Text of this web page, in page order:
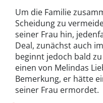
Um die Familie
Scheidung zu
seiner Frau hin,
Deal, zunächst auch
beginnt jedoch bald
einen von Melindas
Bemerkung, er hätte
seiner Frau ermordet.